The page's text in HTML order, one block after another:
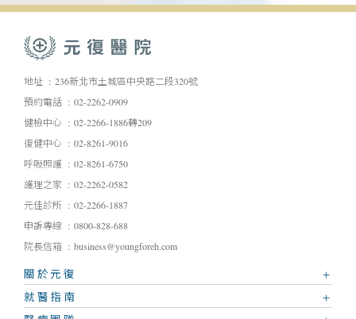
地址
236新北市土城區中央路二段320號
預約電話
02-2262-0909
健檢中心
02-2266-1886轉209
復健中心
02-8261-9016
呼吸照護
02-8261-6750
護理之家
02-2262-0582
元佳診所
02-2266-1887
申訴專線
0800-828-688
院長信箱
business@youngforeh.com
關於元復
就醫指南